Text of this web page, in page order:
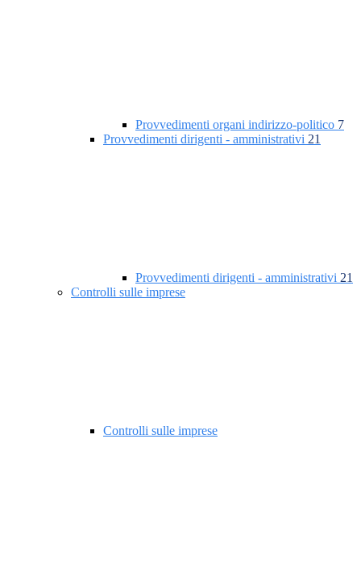
Provvedimenti organi indirizzo-politico 7
Provvedimenti dirigenti - amministrativi 21
Provvedimenti dirigenti - amministrativi 21
Controlli sulle imprese
Controlli sulle imprese